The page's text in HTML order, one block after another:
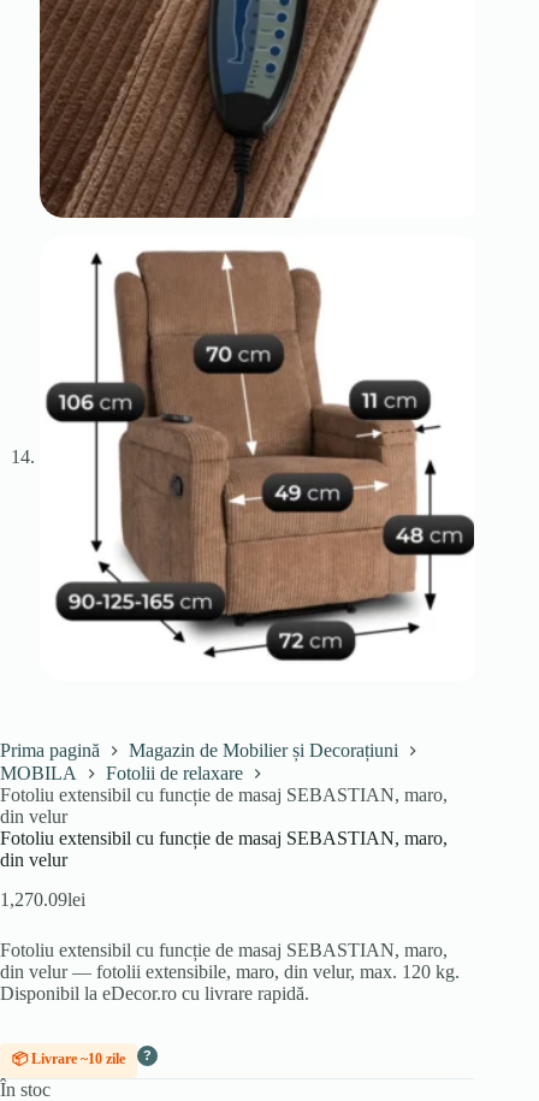
Prima pagină
Magazin de Mobilier și Decorațiuni
MOBILA
Fotolii de relaxare
Fotoliu extensibil cu funcție de masaj SEBASTIAN, maro,
din velur
Fotoliu extensibil cu funcție de masaj SEBASTIAN, maro,
din velur
1,270.09lei
Fotoliu extensibil cu funcție de masaj SEBASTIAN, maro,
din velur — fotolii extensibile, maro, din velur, max. 120 kg.
Disponibil la eDecor.ro cu livrare rapidă.
📦 Livrare ~10 zile ?
În stoc